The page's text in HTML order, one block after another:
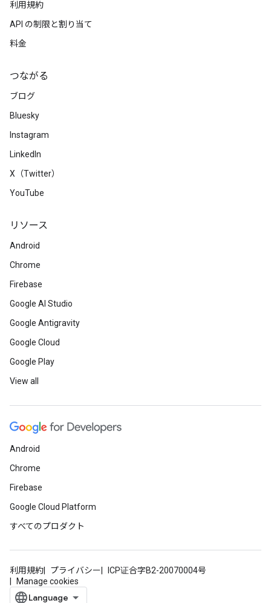
利用規約
API の制限と割り当て
料金
つながる
ブログ
Bluesky
Instagram
LinkedIn
X（Twitter）
YouTube
リソース
Android
Chrome
Firebase
Google AI Studio
Google Antigravity
Google Cloud
Google Play
View all
Android
Chrome
Firebase
Google Cloud Platform
すべてのプロダクト
利用規約 プライバシー
ICP证合字B2-20070004号
Manage cookies